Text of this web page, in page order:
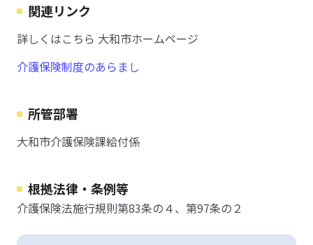
関連リンク
詳しくはこちら 大和市ホームページ
介護保険制度のあらまし
所管部署
大和市介護保険課給付係
根拠法律・条例等
介護保険法施行規則第83条の４、第97条の２